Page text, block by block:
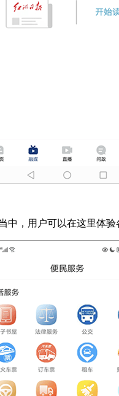
，用户可以在这里体验